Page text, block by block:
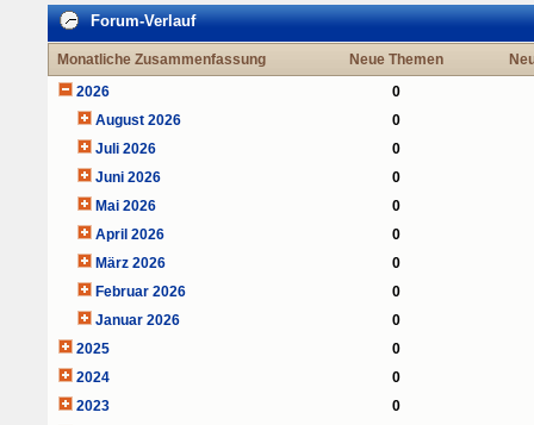
Forum-Verlauf
Monatliche Zusammenfassung Neue Themen
2026
0
August 2026
0
Juli 2026
0
Juni 2026
0
Mai 2026
0
April 2026
0
März 2026
0
Februar 2026
0
Januar 2026
0
2025
0
2024
0
2023
0